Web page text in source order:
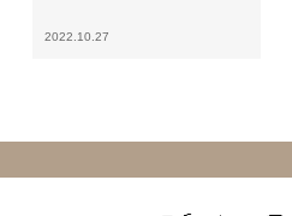
2022.10.27